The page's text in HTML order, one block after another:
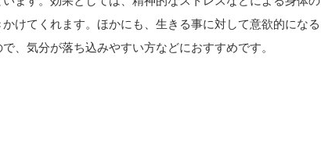
けてくれます。ほかにも、生きる事に対して意欲的になる
、気分が落ち込みやすい方などにおすすめです。